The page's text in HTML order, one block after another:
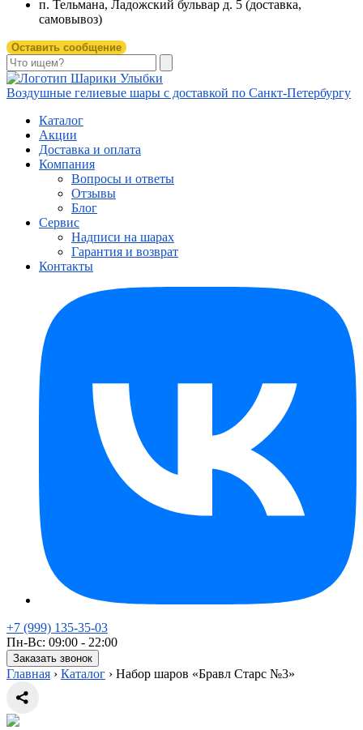
п. Тельмана, Ладожский бульвар д. 5 (доставка,
самовывоз)
Оставить сообщение
Воздушные гелиевые шары с доставкой по Санкт-Петербургу
Каталог
Акции
Доставка и оплата
Компания
Вопросы и ответы
Отзывы
Блог
Сервис
Надписи на шарах
Гарантия и возврат
Контакты
+7 (999) 135-35-03
Пн-Вс: 09:00 - 22:00
Заказать звонок
Главная › Каталог › Набор шаров «Бравл Старс №3»